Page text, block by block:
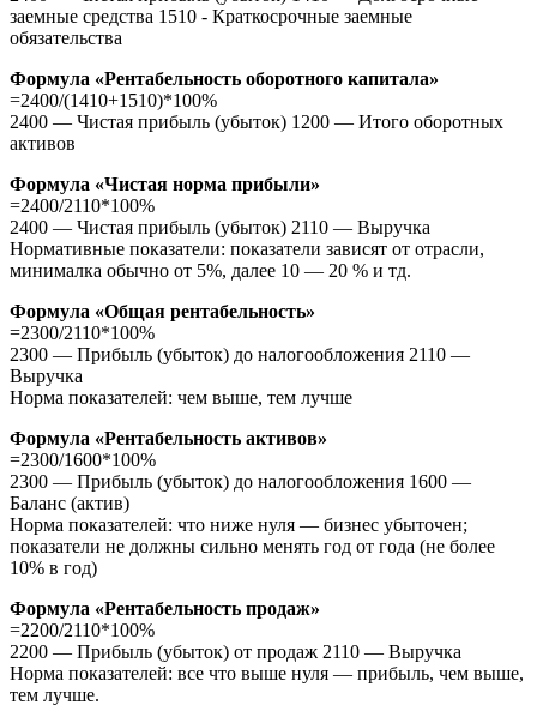
заемные средства 1510 - Краткосрочные заемные
обязательства
Формула «Рентабельность оборотного капитала»
=2400/(1410+1510)*100%
2400 — Чистая прибыль (убыток) 1200 — Итого оборотных
активов
Формула «Чистая норма прибыли»
=2400/2110*100%
2400 — Чистая прибыль (убыток) 2110 — Выручка
Нормативные показатели: показатели зависят от отрасли,
минималка обычно от 5%, далее 10 — 20 % и тд.
Формула «Общая рентабельность»
=2300/2110*100%
2300 — Прибыль (убыток) до налогообложения 2110 —
Выручка
Норма показателей: чем выше, тем лучше
Формула «Рентабельность активов»
=2300/1600*100%
2300 — Прибыль (убыток) до налогообложения 1600 —
Баланс (актив)
Норма показателей: что ниже нуля — бизнес убыточен;
показатели не должны сильно менять год от года (не более
10% в год)
Формула «Рентабельность продаж»
=2200/2110*100%
2200 — Прибыль (убыток) от продаж 2110 — Выручка
Норма показателей: все что выше нуля — прибыль, чем выше,
тем лучше.